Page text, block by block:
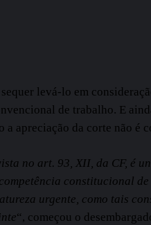
levá-lo em
de trabalho. E
apreciação da corte não é
no art. 93, XII, da CF, é
constitucional
urgente, como tais
“, começou o